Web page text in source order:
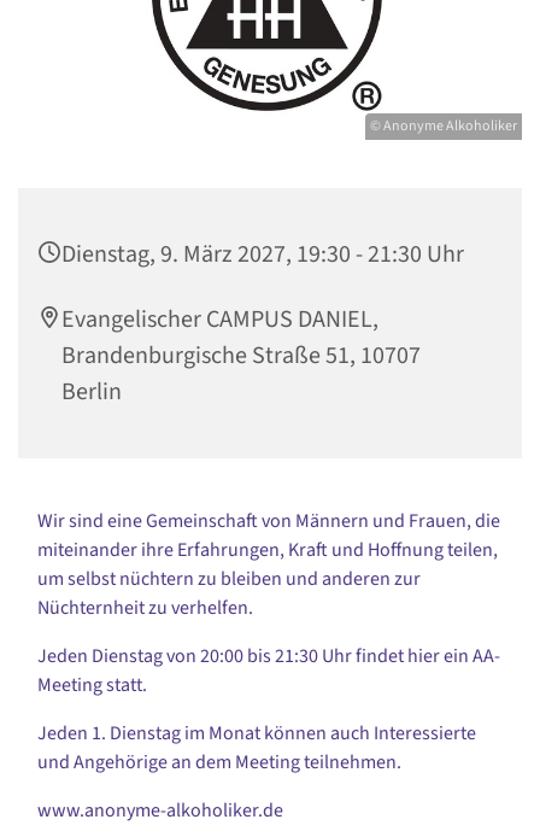
© Anonyme Alkoholiker
Dienstag, 9. März 2027, 19:30 - 21:30 Uhr
Evangelischer CAMPUS DANIEL,
Brandenburgische Straße 51, 10707
Berlin
Wir sind eine Gemeinschaft von Männern und Frauen, die
miteinander ihre Erfahrungen, Kraft und Hoffnung teilen,
um selbst nüchtern zu bleiben und anderen zur
Nüchternheit zu verhelfen.
Jeden Dienstag von 20:00 bis 21:30 Uhr findet hier ein AA-
Meeting statt.
Jeden 1. Dienstag im Monat können auch Interessierte
und Angehörige an dem Meeting teilnehmen.
www.anonyme-alkoholiker.de